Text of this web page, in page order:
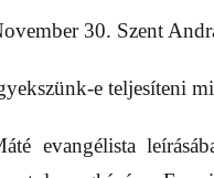
30. Szent
e teljesíteni
evangélista